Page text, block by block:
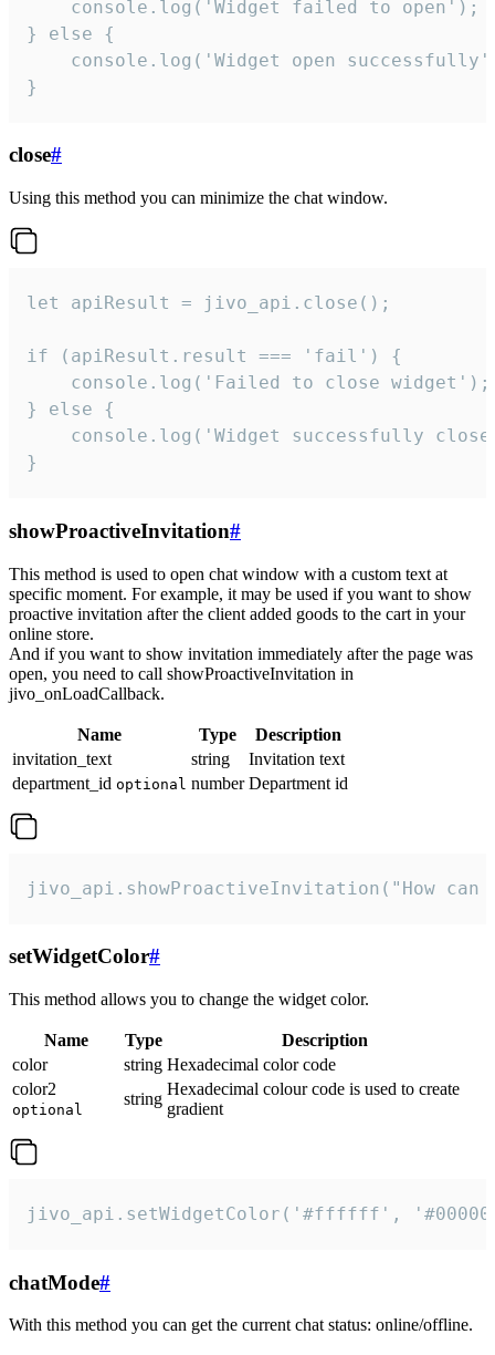
    console.log('Widget failed to open');
} else {
console.log('Widget open
}
close#
Using this method you can minimize the chat window.
let apiResult = jivo_api.close();
if (apiResult.result === 'fail') {
    console.log('Failed to close widget');
} else {
console.log('Widget successfully
}
showProactiveInvitation#
This method is used to open chat window with a custom text at
specific moment. For example, it may be used if you want to show
proactive invitation after the client added goods to the cart in your
online store.
And if you want to show invitation immediately after the page was
open, you need to call showProactiveInvitation in
jivo_onLoadCallback.
Name Type
Description
invitation_text
string
Invitation text
department_id optional number Department id
jivo_api.showProactiveInvitation("How
setWidgetColor#
This method allows you to change the widget color.
Name Type
Description
color
string Hexadecimal color code
color2
optional
string
Hexadecimal colour code is used to create
gradient
jivo_api.setWidgetColor('#ffffff',
chatMode#
With this method you can get the current chat status: online/offline.